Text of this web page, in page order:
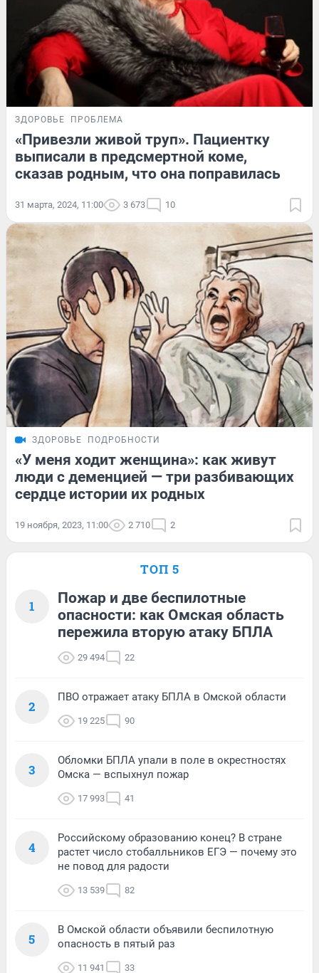
ЗДОРОВЬЕ ПРОБЛЕМА
«Привезли живой труп». Пациентку
выписали в предсмертной коме,
сказав родным, что она поправилась
31 марта, 2024, 11:00 3 673 10
ЗДОРОВЬЕ ПОДРОБНОСТИ
«У меня ходит женщина»: как живут
люди с деменцией — три разбивающих
сердце истории их родных
19 ноября, 2023, 11:00 2 710 2
ТОП 5
1
Пожар и две беспилотные
опасности: как Омская область
пережила вторую атаку БПЛА
29 494 22
2
ПВО отражает атаку БПЛА в Омской области
19 225 90
3
Обломки БПЛА упали в поле в окрестностях
Омска — вспыхнул пожар
17 993 41
4
Российскому образованию конец? В стране
растет число стобалльников ЕГЭ — почему это
не повод для радости
13 539 82
5
В Омской области объявили беспилотную
опасность в пятый раз
11 941 33